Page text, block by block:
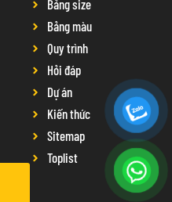
Bảng size
Bảng màu
Quy trình
Hỏi đáp
Dự án
Kiến thức
Sitemap
Toplist